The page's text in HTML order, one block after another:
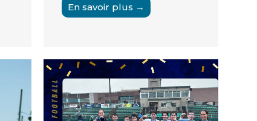
En savoir plus →